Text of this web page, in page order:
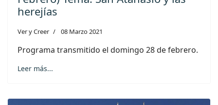
herejías
Ver y Creer 08 Marzo 2021
Programa transmitido el domingo 28 de febrero.
Leer más...